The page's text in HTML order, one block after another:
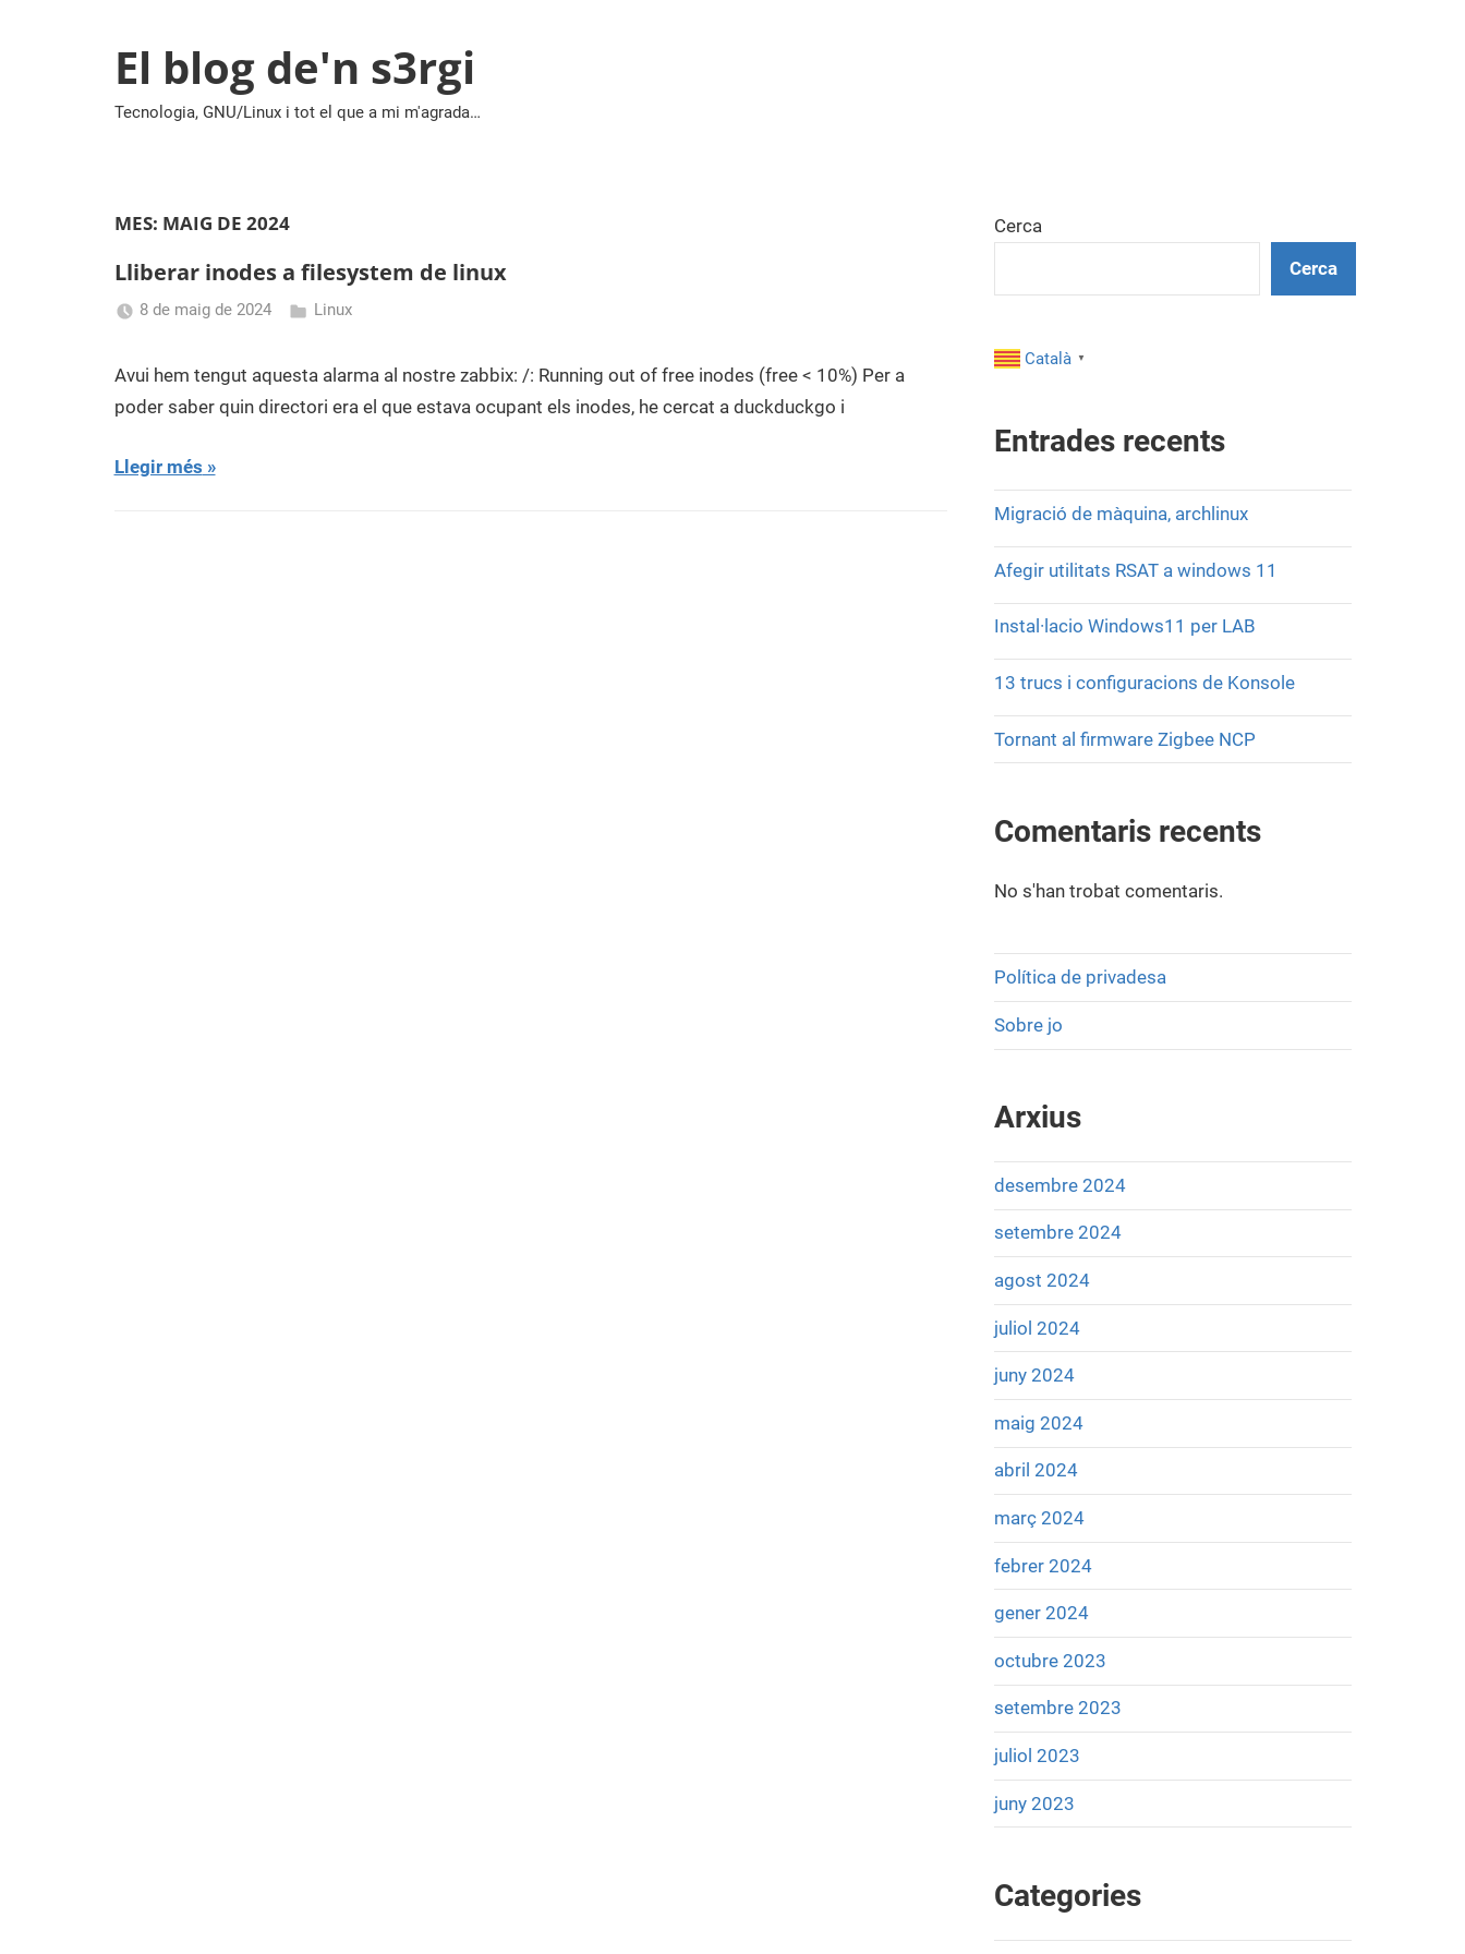
El blog de'n s3rgi
Tecnologia, GNU/Linux i tot el que a mi m'agrada…
MES: MAIG DE 2024
Lliberar inodes a filesystem de linux
8 de maig de 2024
Navas
Linux
Avui hem tengut aquesta alarma al nostre zabbix: /: Running out of free inodes (free < 10%) Per a
poder saber quin directori era el que estava ocupant els inodes, he cercat a duckduckgo i
Llegir més
Cerca
Cerca
Català ▼
Entrades recents
Migració de màquina, archlinux
Afegir utilitats RSAT a windows 11
Instal·lacio Windows11 per LAB
13 trucs i configuracions de Konsole
Tornant al firmware Zigbee NCP
Comentaris recents
No s'han trobat comentaris.
Política de privadesa
Sobre jo
Arxius
desembre 2024
setembre 2024
agost 2024
juliol 2024
juny 2024
maig 2024
abril 2024
març 2024
febrer 2024
gener 2024
octubre 2023
setembre 2023
juliol 2023
juny 2023
Categories